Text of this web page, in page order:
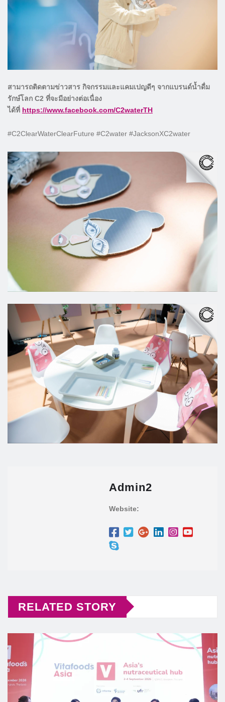
สามารถติดตามข่าวสาร กิจกรรมและแคมเปญดีๆ จากแบรนด์น้ำดื่ม
รักษ์โลก C2 ที่จะมีอย่างต่อเนื่อง
ได้ที่ https://www.facebook.com/C2waterTH
#C2ClearWaterClearFuture #C2water #JacksonXC2water
Admin2
Website:
RELATED STORY